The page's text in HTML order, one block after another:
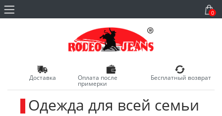
0
Доставка Оплата после
примерки
Бесплатный возврат
Одежда для всей семьи